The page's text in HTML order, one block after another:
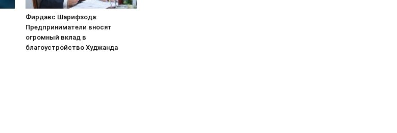
Фирдавс Шарифзода:
Предприниматели вносят
огромный вклад в
благоустройство Худжанда